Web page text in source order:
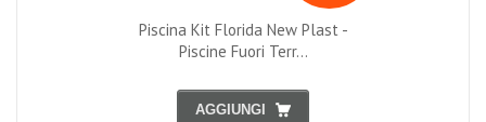
Piscina Kit Florida New Plast -
Piscine Fuori Terr...
AGGIUNGI